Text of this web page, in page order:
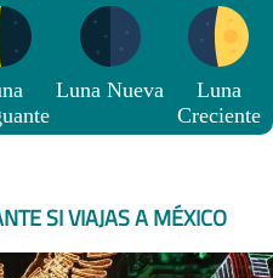
Luna Nueva
Luna
Creciente
SI VIAJAS A MÉXICO